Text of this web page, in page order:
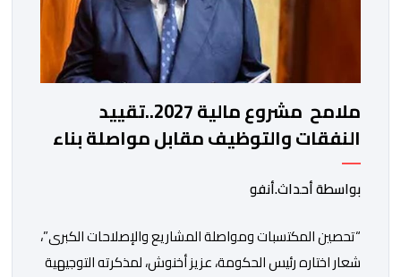
ملامح مشروع مالية 2027..تقييد
النفقات والتوظيف مقابل مواصلة بناء
الدولة الاجتماعية والاستثمار
بواسطة أحداث.أنفو
“تحصين المكتسبات ومواصلة المشاريع والإصلاحات الكبرى”،
شعار اختاره رئيس الحكومة، عزيز أخنوش، لمذكرته التوجيهية